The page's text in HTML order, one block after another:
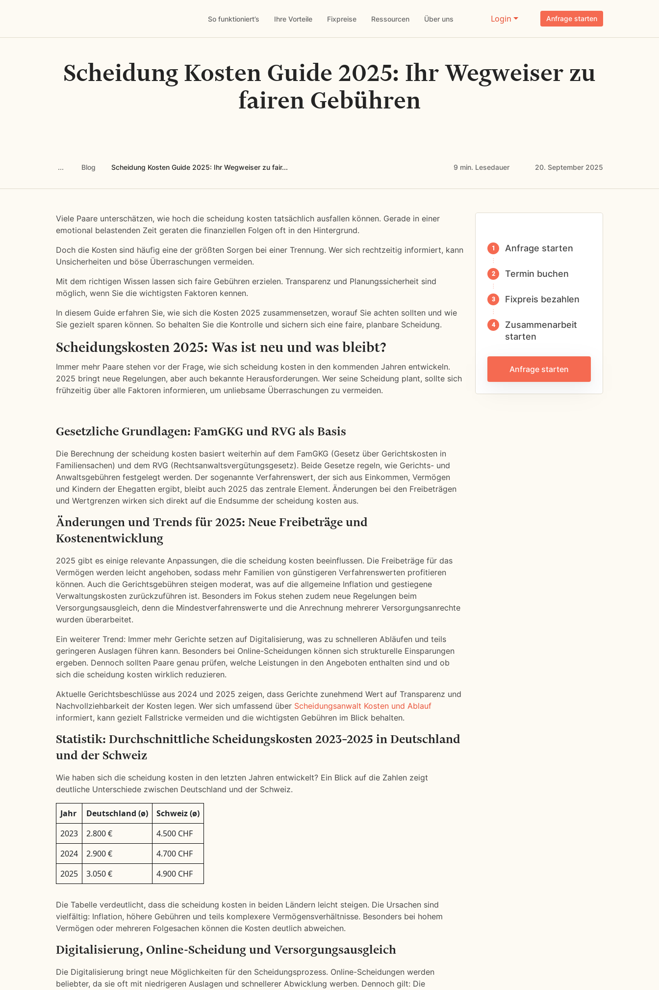
So funktioniert’s Ihre Vorteile Fixpreise Ressourcen Über uns Login Anfrage starten
Scheidung Kosten Guide 2025: Ihr Wegweiser zu
fairen Gebühren
Blog Scheidung Kosten Guide 2025: Ihr Wegweiser zu fair... 9 min. Lesedauer 20. September 2025
Viele Paare unterschätzen, wie hoch die scheidung kosten tatsächlich ausfallen können. Gerade in einer
emotional belastenden Zeit geraten die finanziellen Folgen oft in den Hintergrund.
Doch die Kosten sind häufig eine der größten Sorgen bei einer Trennung. Wer sich rechtzeitig informiert, kann
Unsicherheiten und böse Überraschungen vermeiden.
Mit dem richtigen Wissen lassen sich faire Gebühren erzielen. Transparenz und Planungssicherheit sind
möglich, wenn Sie die wichtigsten Faktoren kennen.
In diesem Guide erfahren Sie, wie sich die Kosten 2025 zusammensetzen, worauf Sie achten sollten und wie
Sie gezielt sparen können. So behalten Sie die Kontrolle und sichern sich eine faire, planbare Scheidung.
Scheidungskosten 2025: Was ist neu und was bleibt?
Immer mehr Paare stehen vor der Frage, wie sich scheidung kosten in den kommenden Jahren entwickeln.
2025 bringt neue Regelungen, aber auch bekannte Herausforderungen. Wer seine Scheidung plant, sollte sich
frühzeitig über alle Faktoren informieren, um unliebsame Überraschungen zu vermeiden.
Gesetzliche Grundlagen: FamGKG und RVG als Basis
Die Berechnung der scheidung kosten basiert weiterhin auf dem FamGKG (Gesetz über Gerichtskosten in
Familiensachen) und dem RVG (Rechtsanwaltsvergütungsgesetz). Beide Gesetze regeln, wie Gerichts- und
Anwaltsgebühren festgelegt werden. Der sogenannte Verfahrenswert, der sich aus Einkommen, Vermögen
und Kindern der Ehegatten ergibt, bleibt auch 2025 das zentrale Element. Änderungen bei den Freibeträgen
und Wertgrenzen wirken sich direkt auf die Endsumme der scheidung kosten aus.
Änderungen und Trends für 2025: Neue Freibeträge und
Kostenentwicklung
2025 gibt es einige relevante Anpassungen, die die scheidung kosten beeinflussen. Die Freibeträge für das
Vermögen werden leicht angehoben, sodass mehr Familien von günstigeren Verfahrenswerten profitieren
können. Auch die Gerichtsgebühren steigen moderat, was auf die allgemeine Inflation und gestiegene
Verwaltungskosten zurückzuführen ist. Besonders im Fokus stehen zudem neue Regelungen beim
Versorgungsausgleich, denn die Mindestverfahrenswerte und die Anrechnung mehrerer Versorgungsanrechte
wurden überarbeitet.
Ein weiterer Trend: Immer mehr Gerichte setzen auf Digitalisierung, was zu schnelleren Abläufen und teils
geringeren Auslagen führen kann. Besonders bei Online-Scheidungen können sich strukturelle Einsparungen
ergeben. Dennoch sollten Paare genau prüfen, welche Leistungen in den Angeboten enthalten sind und ob
sich die scheidung kosten wirklich reduzieren.
Aktuelle Gerichtsbeschlüsse aus 2024 und 2025 zeigen, dass Gerichte zunehmend Wert auf Transparenz und
Nachvollziehbarkeit der Kosten legen. Wer sich umfassend über Scheidungsanwalt Kosten und Ablauf
informiert, kann gezielt Fallstricke vermeiden und die wichtigsten Gebühren im Blick behalten.
Statistik: Durchschnittliche Scheidungskosten 2023–2025 in Deutschland
und der Schweiz
Wie haben sich die scheidung kosten in den letzten Jahren entwickelt? Ein Blick auf die Zahlen zeigt
deutliche Unterschiede zwischen Deutschland und der Schweiz.
Jahr Deutschland (ø)
Schweiz (ø)
2023
2.800 €
4.500 CHF
2024
2.900 €
4.700 CHF
2025
3.050 € 4.900 CHF
Die Tabelle verdeutlicht, dass die scheidung kosten in beiden Ländern leicht steigen. Die Ursachen sind
vielfältig: Inflation, höhere Gebühren und teils komplexere Vermögensverhältnisse. Besonders bei hohem
Vermögen oder mehreren Folgesachen können die Kosten deutlich abweichen.
Digitalisierung, Online-Scheidung und Versorgungsausgleich
Die Digitalisierung bringt neue Möglichkeiten für den Scheidungsprozess. Online-Scheidungen werden
beliebter, da sie oft mit niedrigeren Auslagen und schnellerer Abwicklung werben. Dennoch gilt: Die
Anfrage starten
Termin buchen
Fixpreis bezahlen
Zusammenarbeit
starten
Anfrage starten